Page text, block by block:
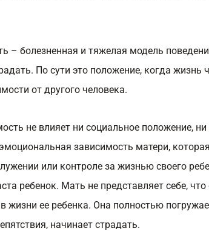
– болезненная и тяжелая модель
По сути это положение, когда жизнь
от другого человека.
не влияет ни социальное положение, ни
зависимость матери,
или контроле за жизнью своего
ребенок. Мать не представляет себе, что
жизни ее ребенка. Она полностью
начинает страдать.